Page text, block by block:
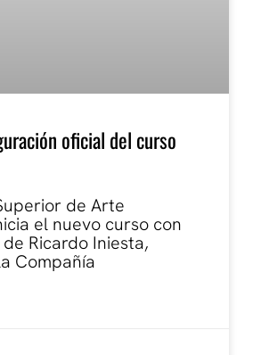
oficial del curso
de Arte
el nuevo curso con
Ricardo Iniesta,
Compañía